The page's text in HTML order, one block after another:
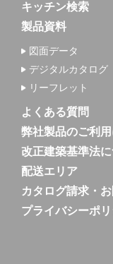
キッチン検索
製品資料
図面データ
デジタルカタログ
リーフレット
よくある質問
弊社製品のご利
改正建築基準法
配送エリア
カタログ請求・
プライバシーポ